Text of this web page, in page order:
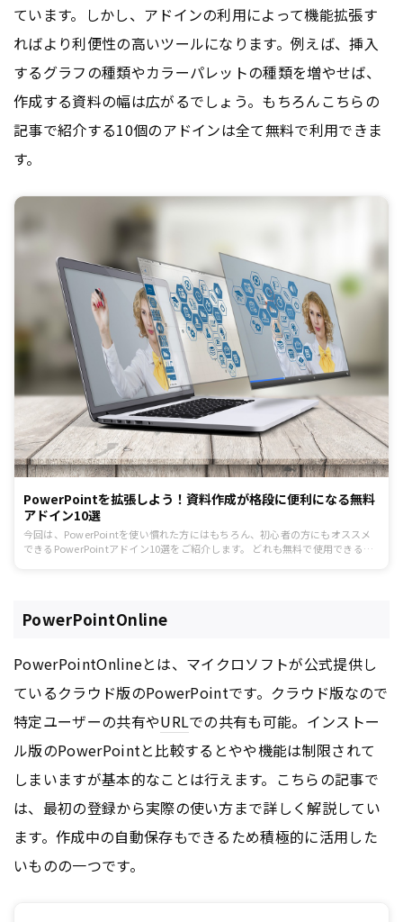
ています。しかし、アドインの利用によって機能拡張す
ればより利便性の高いツールになります。例えば、挿入
するグラフの種類やカラーパレットの種類を増やせば、
作成する資料の幅は広がるでしょう。もちろんこちらの
記事で紹介する10個のアドインは全て無料で利用できま
す。
PowerPointを拡張しよう！資料作成が格段に便利になる無料
アドイン10選
今回は、PowerPointを使い慣れた方にはもちろん、初心者の方にもオススメ
できるPowerPointアドイン10選をご紹介します。 どれも無料で使用できるに
PowerPointOnline
PowerPointOnlineとは、マイクロソフトが公式提供し
ているクラウド版のPowerPointです。クラウド版なので
特定ユーザーの共有やURLでの共有も可能。インストー
ル版のPowerPointと比較するとやや機能は制限されて
しまいますが基本的なことは行えます。こちらの記事で
は、最初の登録から実際の使い方まで詳しく解説してい
ます。作成中の自動保存もできるため積極的に活用した
いものの一つです。